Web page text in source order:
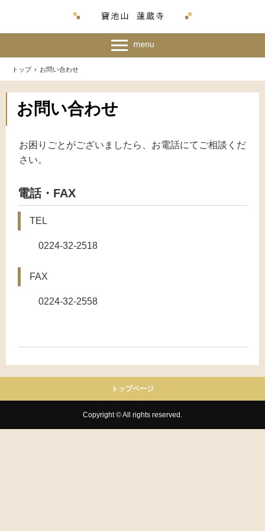
トップ › お問い合わせ
お問い合わせ
お困りごとがございましたら、お電話にてご相談くだ
さい。
電話・FAX
TEL
0224-32-2518
FAX
0224-32-2558
トップページ
Copyright © All rights reserved.